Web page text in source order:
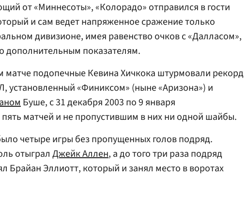
от «Миннесоты», «Колорадо» отправился в гости
и сам ведет напряженное сражение только
дивизионе, имея равенство очков с «Далласом»,
дополнительным показателям.
матче подопечные Кевина Хичкока штурмовали рекорд
установленный «Финиксом» (ныне «Аризона») и
Буше, с 31 декабря 2003 по 9 января
матчей и не пропустившим в них ни одной шайбы.
четыре игры без пропущенных голов подряд.
отыграл Джейк Аллен, а до того три раза подряд
Брайан Эллиотт, который и занял место в воротах